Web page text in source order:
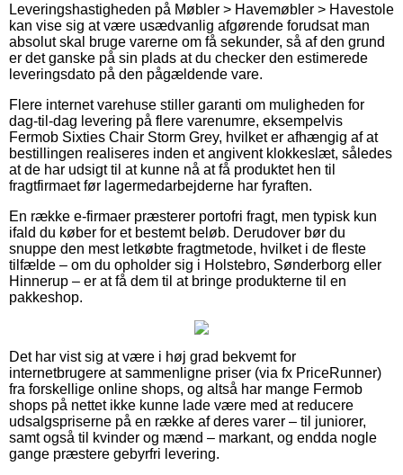
Leveringshastigheden på Møbler > Havemøbler > Havestole
kan vise sig at være usædvanlig afgørende forudsat man
absolut skal bruge varerne om få sekunder, så af den grund
er det ganske på sin plads at du checker den estimerede
leveringsdato på den pågældende vare.
Flere internet varehuse stiller garanti om muligheden for
dag-til-dag levering på flere varenumre, eksempelvis
Fermob Sixties Chair Storm Grey, hvilket er afhængig af at
bestillingen realiseres inden et angivent klokkeslæt, således
at de har udsigt til at kunne nå at få produktet hen til
fragtfirmaet før lagermedarbejderne har fyraften.
En række e-firmaer præsterer portofri fragt, men typisk kun
ifald du køber for et bestemt beløb. Derudover bør du
snuppe den mest letkøbte fragtmetode, hvilket i de fleste
tilfælde – om du opholder sig i Holstebro, Sønderborg eller
Hinnerup – er at få dem til at bringe produkterne til en
pakkeshop.
Det har vist sig at være i høj grad bekvemt for
internetbrugere at sammenligne priser (via fx PriceRunner)
fra forskellige online shops, og altså har mange Fermob
shops på nettet ikke kunne lade være med at reducere
udsalgspriserne på en række af deres varer – til juniorer,
samt også til kvinder og mænd – markant, og endda nogle
gange præstere gebyrfri levering.